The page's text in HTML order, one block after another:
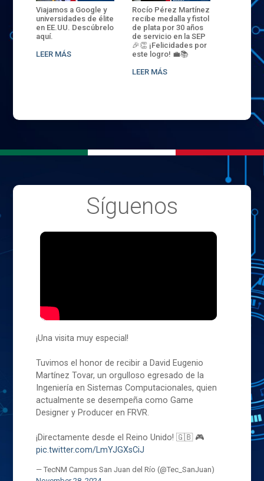
Viajamos a Google y
universidades de élite
en EE.UU. Descúbrelo
aquí.
LEER MÁS
Rocío Pérez Martínez
recibe medalla y fistol
de plata por 30 años
de servicio en la SEP
🎉👏 ¡Felicidades por
este logro! 💼📚
LEER MÁS
ENECB-
del
batalla.
32
sede
Síguenos
¡Una visita muy especial!
Tuvimos el honor de recibir a David Eugenio
Martínez Tovar, un orgulloso egresado de la
Ingeniería en Sistemas Computacionales, quien
actualmente se desempeña como Game
Designer y Producer en FRVR.
¡Directamente desde el Reino Unido! 🇬🇧 🎮
pic.twitter.com/LmYJGXsCiJ
— TecNM Campus San Juan del Río (@Tec_SanJuan)